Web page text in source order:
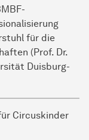
für die
(Prof. Dr.
Duisburg-
Circuskinder